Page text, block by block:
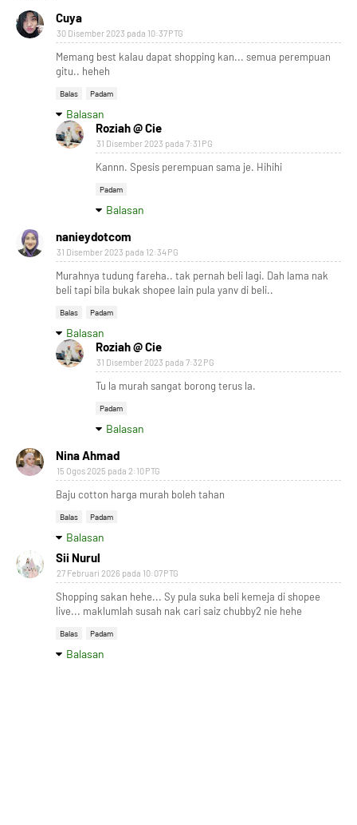
Cuya
30 Disember 2023 pada 10:37 PTG
Memang best kalau dapat shopping kan... semua perempuan
gitu.. heheh
Balas Padam
Balasan
Roziah @ Cie
31 Disember 2023 pada 7:31 PG
Kannn. Spesis perempuan sama je. Hihihi
Padam
Balasan
nanieydotcom
31 Disember 2023 pada 12:34 PG
Murahnya tudung fareha.. tak pernah beli lagi. Dah lama nak
beli tapi bila bukak shopee lain pula yanv di beli..
Balas Padam
Balasan
Roziah @ Cie
31 Disember 2023 pada 7:32 PG
Tu la murah sangat borong terus la.
Padam
Balasan
Nina Ahmad
15 Ogos 2025 pada 2:10 PTG
Baju cotton harga murah boleh tahan
Balas Padam
Balasan
Sii Nurul
27 Februari 2026 pada 10:07 PTG
Shopping sakan hehe... Sy pula suka beli kemeja di shopee
live... maklumlah susah nak cari saiz chubby2 nie hehe
Balas Padam
Balasan